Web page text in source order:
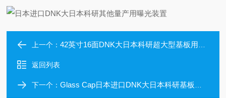
上一个：42英寸16面DNK大日本科研超大型基板用直立型曝光装置
返回列表
下一个：Glass Cap日本进口DNK大日本科研基板用贴合曝光装置